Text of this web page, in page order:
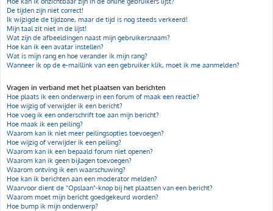
De tijden zijn niet correct!
Ik wijzigde de tijdzone, maar de tijd is nog steeds verkeerd!
Mijn taal zit niet in de lijst!
Wat zijn de afbeeldingen naast mijn gebruikersnaam?
Hoe kan ik een avatar instellen?
Wat is mijn rang en hoe verander ik mijn rang?
Wanneer ik op de e-maillink van een gebruiker klik, moet ik me aanmelden?
Vragen in verband met het plaatsen van berichten
Hoe plaats ik een onderwerp in een forum of maak een reactie?
Hoe wijzig of verwijder ik een bericht?
Hoe voeg ik een onderschrift toe aan mijn bericht?
Hoe maak ik een peiling?
Waarom kan ik niet meer peilingsopties toevoegen?
Hoe wijzig of verwijder ik een peiling?
Waarom kan ik een bepaald forum niet openen?
Waarom kan ik geen bijlagen toevoegen?
Waarom ontving ik een waarschuwing?
Hoe kan ik berichten aan een moderator melden?
Waarvoor dient de "Opslaan"-knop bij het plaatsen van een bericht?
Waarom moet mijn bericht goedgekeurd worden?
Hoe bump ik mijn onderwerp?